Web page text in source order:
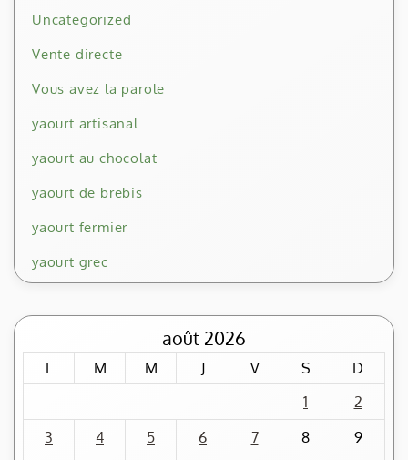
Uncategorized
Vente directe
Vous avez la parole
yaourt artisanal
yaourt au chocolat
yaourt de brebis
yaourt fermier
yaourt grec
août 2026
L M M J V S
D
1
2
3
4 5 6 7 8
9